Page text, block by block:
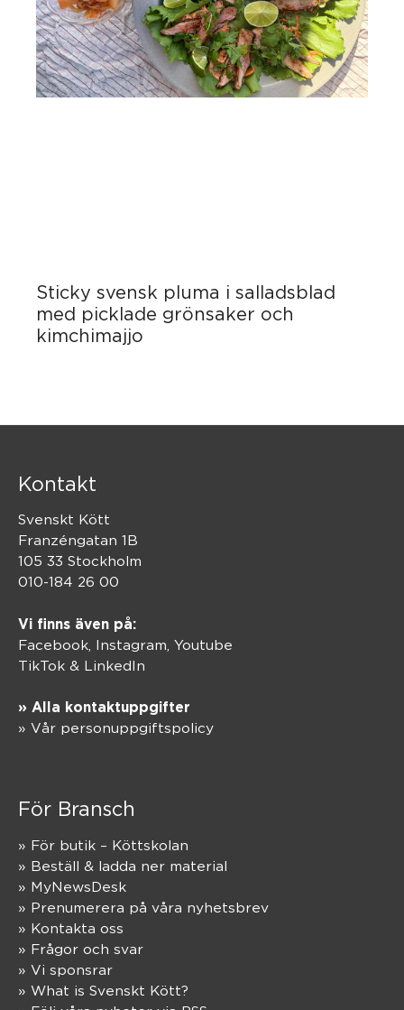
Sticky svensk pluma i salladsblad
med picklade grönsaker och
kimchimajjo
Kontakt
Svenskt Kött
Franzéngatan 1B
105 33 Stockholm
010-184 26 00
Vi finns även på:
Facebook, Instagram Youtube
TikTok & LinkedIn
» Alla kontaktuppgifter
» Vår personuppgiftspolicy
För Bransch
» För butik – Köttskolan
» Beställ & ladda ner material
» MyNewsDesk
» Prenumerera på våra nyhetsbrev
» Kontakta oss
» Frågor och svar
» Vi sponsrar
» What is Svenskt Kött?